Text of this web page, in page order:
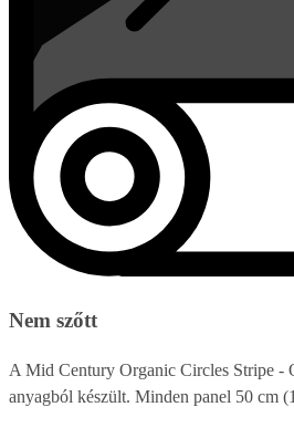
Nem szőtt
A Mid Century Organic Circles Stripe -
anyagból készült. Minden panel 50 cm